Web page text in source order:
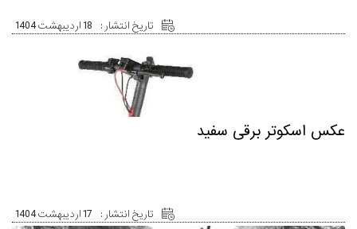
تاریخ انتشار : 18 اردیبهشت 1404
عکس اسکوتر برقی سفید
تاریخ انتشار : 17 اردیبهشت 1404